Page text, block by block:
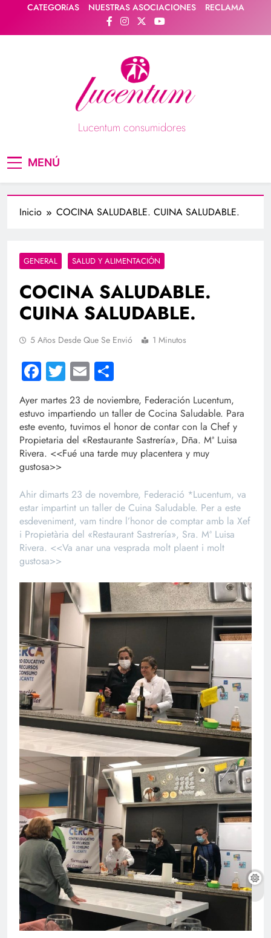
contenido
CATEGORíAS NUESTRAS ASOCIACIONES RECLAMA
Lucentum consumidores
MENÚ
Inicio COCINA SALUDABLE. CUINA SALUDABLE.
GENERAL SALUD Y ALIMENTACIÓN
COCINA SALUDABLE.
CUINA SALUDABLE.
5 Años Desde Que Se Envió 1 Minutos
Facebook
Twitter
Email
Ayer martes 23 de noviembre, Federación Lucentum,
estuvo impartiendo un taller de Cocina Saludable. Para
este evento, tuvimos el honor de contar con la Chef y
Propietaria del «Restaurante Sastrería», Dña. Mª Luisa
Rivera. <<Fué una tarde muy placentera y muy
gustosa>>
Ahir dimarts 23 de novembre, Federació *Lucentum, va
estar impartint un taller de Cuina Saludable. Per a este
esdeveniment, vam tindre l’honor de comptar amb la Xef
i Propietària del «Restaurant Sastrería», Sra. Mª Luisa
Rivera. <<Va anar una vesprada molt plaent i molt
gustosa>>